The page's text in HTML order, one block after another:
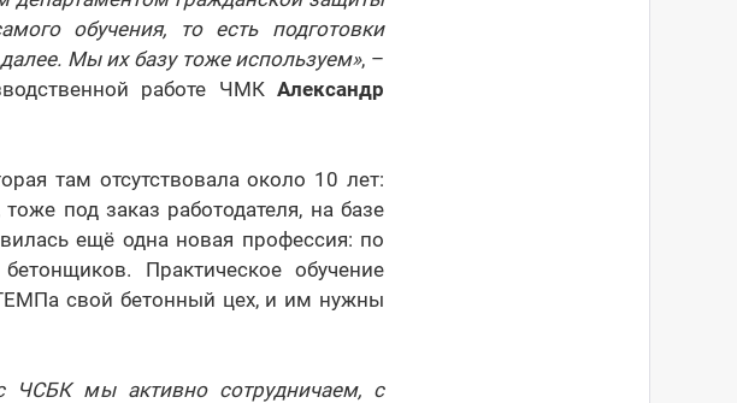
обучения, то есть подготовки
Мы их базу тоже используем», –
работе ЧМК Александр
там отсутствовала около 10 лет:
под заказ работодателя, на базе
ещё одна новая профессия: по
Практическое обучение
свой бетонный цех, и им нужны
ЧСБК мы активно сотрудничаем, с